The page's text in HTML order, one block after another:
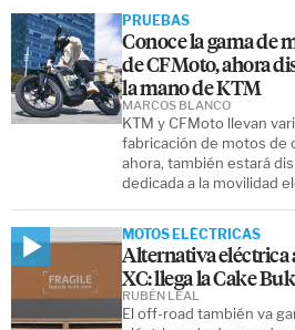
PRUEBAS
Conoce la gama de
de CFMoto, ahora
la mano de KTM
KTM y CFMoto llevan
fabricación de motos de
ahora, también estará
dedicada a la movilidad
MARCOS BLANCO
MOTOS ELÉCTRICAS
Alternativa eléctrica
XC: llega la Cake
El off-road también va
RUBÉN LEAL